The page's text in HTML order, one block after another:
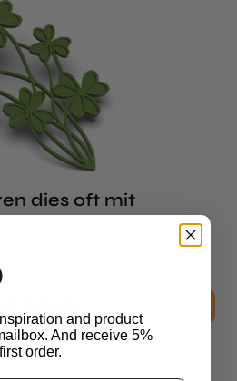
dies oft mit
/ Pie Tee
ohne MwSt.
and product
And receive 5%
order.